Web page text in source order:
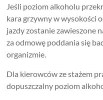
Jeśli poziom alkoholu
kara grzywny w wysokości
jazdy zostanie zawieszone
za odmowę poddania się
organizmie.
Dla kierowców ze stażem
dopuszczalny poziom